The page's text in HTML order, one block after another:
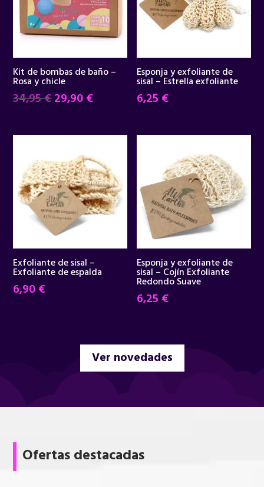
Kit de bombas de baño –
Rosa y chicle
34,95€El
34,95 €.
29,90€El
29,90 €.
Esponja y exfoliante de
sisal – Estrella exfoliante
6,25 €
Exfoliante de sisal –
Exfoliante de espalda
6,90€
Esponja y exfoliante de
sisal – Cojín Exfoliante
Redondo Suave
6,25 €
Ver novedades
Ofertas destacadas